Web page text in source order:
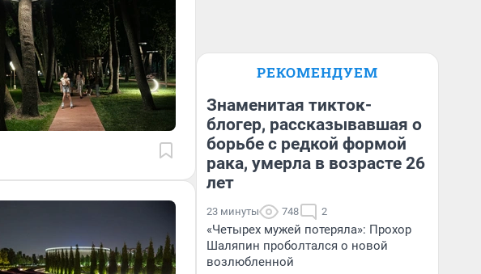
РЕКОМЕНДУЕМ
Знаменитая тикток-
блогер, рассказывавшая о
борьбе с редкой формой
рака, умерла в возрасте 26
лет
23 минуты 748 2
«Четырех мужей потеряла»: Прохор
Шаляпин проболтался о новой
возлюбленной